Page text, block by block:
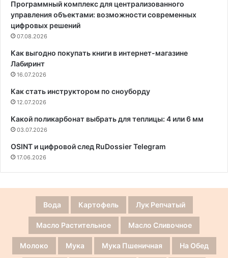
Программный комплекс для централизованного
управления объектами: возможности современных
цифровых решений
07.08.2026
Как выгодно покупать книги в интернет-магазине
Лабиринт
16.07.2026
Как стать инструктором по сноуборду
12.07.2026
Какой поликарбонат выбрать для теплицы: 4 или 6 мм
03.07.2026
OSINT и цифровой след RuDossier Telegram
17.06.2026
Вода Картофель Лук Репчатый
Масло Растительное Масло Сливочное
Молоко Мука Мука Пшеничная На Обед